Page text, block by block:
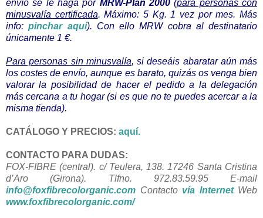
envío se le haga por MRW-Plan 2000 (para personas con
minusvalía certificada. Máximo: 5 Kg. 1 vez por mes. Más
info: pinchar aquí). Con ello MRW cobra al destinatario
únicamente 1 €.
Para personas sin minusvalía, si deseáis abaratar aún más
los costes de envío, aunque es barato, quizás os venga bien
valorar la posibilidad de hacer el pedido a la delegación
más cercana a tu hogar (si es que no te puedes acercar a la
misma tienda).
CATÁLOGO Y PRECIOS: aquí.
CONTACTO PARA DUDAS:
FOX-FIBRE (central). c/ Teulera, 138. 17246 Santa Cristina
d’Aro (Girona). Tlfno. 972.83.59.95 E-mail
info@foxfibrecolorganic.com Contacto vía InternetWeb
www.foxfibrecolorganic.com/